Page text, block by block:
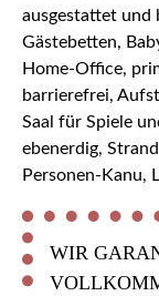
ausgestattet und
Gästebetten,
Home-Office,
barrierefrei,
Saal für Spiele
ebenerdig,
Personen-Kanu,
WIR